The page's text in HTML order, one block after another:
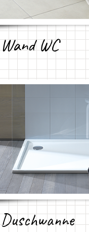
Wand WC
Duschwanne